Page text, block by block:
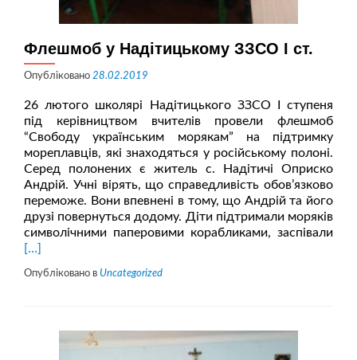
Флешмоб у Надітицькому ЗЗСО І ст.
Опубліковано 28.02.2019
26 лютого школярі Надітицького ЗЗСО І ступеня
під керівництвом вчителів провели флешмоб
“Свободу українським морякам” на підтримку
мореплавців, які знаходяться у російському полоні.
Серед полонених є житель с. Надітичі Оприско
Андрій. Учні вірять, що справедливість обов’язково
переможе. Вони впевнені в тому, що Андрій та його
друзі повернуться додому. Діти підтримали моряків
символічними паперовими корабликами, заспівали
[…]
Опубліковано в Uncategorized